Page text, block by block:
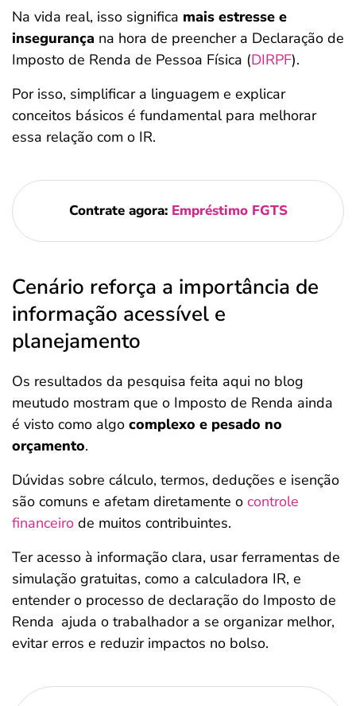
Na vida real, isso significa mais estresse e
insegurança na hora de preencher a Declaração de
Imposto de Renda de Pessoa Física (DIRPF).
Por isso, simplificar a linguagem e explicar
conceitos básicos é fundamental para melhorar
essa relação com o IR.
Contrate agora: Empréstimo FGTS
Cenário reforça a importância de
informação acessível e
planejamento
Os resultados da pesquisa feita aqui no blog
meutudo mostram que o Imposto de Renda ainda
é visto como algo complexo e pesado no
orçamento.
Dúvidas sobre cálculo, termos, deduções e isenção
são comuns e afetam diretamente o controle
financeiro de muitos contribuintes.
Ter acesso à informação clara, usar ferramentas de
simulação gratuitas, como a calculadora IR, e
entender o processo de declaração do Imposto de
Renda ajuda o trabalhador a se organizar melhor,
evitar erros e reduzir impactos no bolso.